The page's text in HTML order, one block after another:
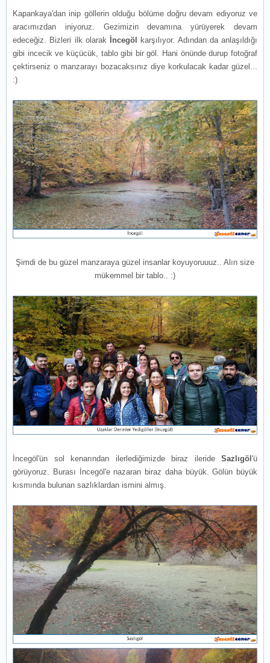
Kapankaya'dan inip göllerin olduğu bölüme doğru devam ediyoruz ve
aracımızdan iniyoruz. Gezimizin devamına yürüyerek devam
edeceğiz. Bizleri ilk olarak
İncegöl
karşılıyor. Adından da anlaşıldığı
gibi incecik ve küçücük, tablo gibi bir göl. Hani önünde durup fotoğraf
çektirseniz o manzarayı bozacaksınız diye korkulacak kadar güzel...
:)
Şimdi de bu güzel manzaraya güzel insanlar koyuyoruuuz.. Alın size
mükemmel bir tablo.. :)
İncegöl'ün sol kenarından ilerlediğimizde biraz ileride Sazlıgöl'ü
görüyoruz. Burası İncegöl'e nazaran biraz daha büyük. Gölün büyük
kısmında bulunan sazlıklardan ismini almış.